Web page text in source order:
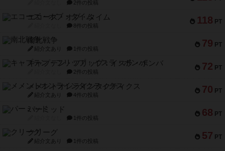
2件の投稿
118 PT
エコーズ・オブ・タイム
8件の投稿
79 PT
南北戦争
紹介文あり 1件の投稿
72 PT
キャプテン・フリップ：イスラ・ボンバ
2件の投稿
70 PT
メメントオンラインタクティクス
紹介文あり 4件の投稿
68 PT
パーミッド
1件の投稿
57 PT
クリーグ
紹介文あり 1件の投稿